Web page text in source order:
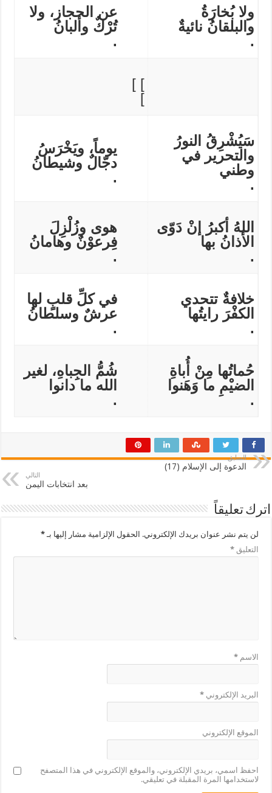
ولا بُخارَةُ
والبلقانُ نائيةٌ
.
عن الحجاز، ولا
تُرْكٌ وألبانُ
.
] ]
]
سَيُشْرِقُ النورُ
والتحرير في
وطني
.
يوماً، ويَخْرَسُ
دجّالٌ وشيطانُ
.
اللهُ أكبرُ إنْ دَوّى
الأذانُ بها
.
هوى وزُلْزِلَ
فِرعوْنٌ وهامانُ
.
خلافةٌ تتحدي
الكفْرَ رايتُها
.
في كلِّ قلبٍ لها
عرشٌ وسلطانُ
.
حُماتُها مِنْ أُباةِ
الضيْمِ ما وَهَنوا
.
شُمُّ الجِباهِ، لغير
الله ما دانوا
.
السابق
الدعوة إلى الإسلام (17)
التالي
بعد انتخابات اليمن
اترك تعليقاً
لن يتم نشر عنوان بريدك الإلكتروني. الحقول الإلزامية مشار إليها بـ*
التعليق*
الاسم*
البريد الإلكتروني*
الموقع الإلكتروني
احفظ اسمي، بريدي الإلكتروني، والموقع الإلكتروني في هذا المتصفح
لاستخدامها المرة المقبلة في تعليقي.